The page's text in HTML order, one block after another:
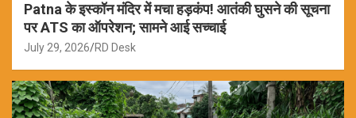
Patna के इस्कॉन मंदिर में मचा हड़कंप! आतंकी घुसने की सूचना
पर ATS का ऑपरेशन; सामने आई सच्चाई
July 29, 2026 RD Desk